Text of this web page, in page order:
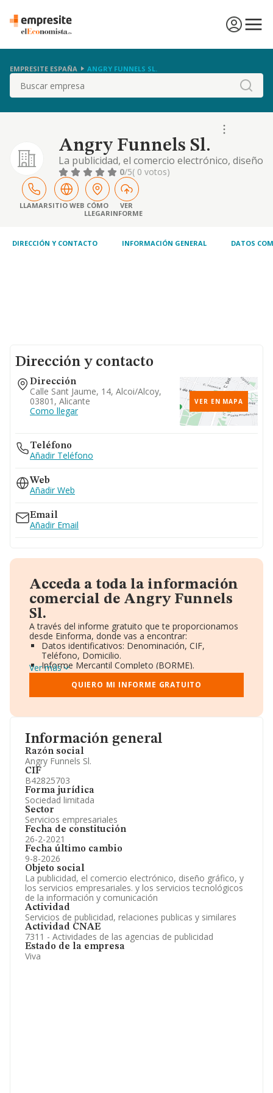
EMPRESITE ESPAÑA ANGRY FUNNELS SL.
Buscar
Angry Funnels Sl.
La publicidad, el comercio electrónico, diseño
gráfico, y los servicios empresariales. y los
servicios tecnológicos de la información y
comunicación
0/5( 0 votos)
LLAMARSITIO WEB CÓMO
LLEGAR
VER
INFORME
DIRECCIÓN Y CONTACTO INFORMACIÓN GENERAL DATOS
Información general
Razón social
Angry Funnels Sl.
CIF
B42825703
Forma jurídica
Sociedad limitada
Sector
Servicios empresariales
Fecha de constitución
26-2-2021
Fecha último cambio
9-8-2026
Objeto social
La publicidad, el comercio electrónico, diseño gráfico, y
los servicios empresariales. y los servicios tecnológicos
de la información y comunicación
Actividad
Servicios de publicidad, relaciones publicas y similares
Actividad CNAE
7311 - Actividades de las agencias de publicidad
Estado de la empresa
Viva
Dirección y contacto
Dirección
Calle Sant Jaume, 14, Alcoi/alcoy,
03801, Alicante
Como llegar
VER EN MAPA
Teléfono
Añadir Teléfono
Web
Añadir Web
Email
Añadir Email
Acceda a toda la información
comercial de Angry Funnels
Sl.
A través del informe gratuito que te proporcionamos
desde Einforma, donde vas a encontrar:
Datos identificativos: Denominación, CIF,
Teléfono, Domicilio.
Informe Mercantil Completo (BORME).
Gráficos de Evolución Ventas y Empleados.
Consejo de Administración y Administradores.
Directivos y Ejecutivos.
Información oficial y registral complementaria.
Ver más
QUIERO MI INFORME GRATUITO